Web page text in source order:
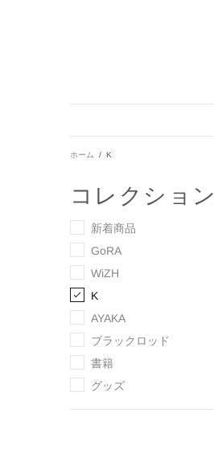
ホーム K
コレクション
新着商品
GoRA
WiZH
K
AYAKA
ブラックロッド
書籍
グッズ